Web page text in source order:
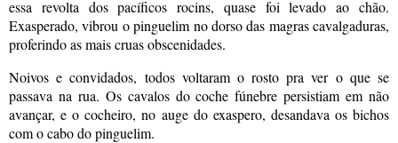
essa revolta dos pacíficos rocins, quase foi levado ao chão.
Exasperado, vibrou o pinguelim no dorso das magras cavalgaduras,
proferindo as mais cruas obscenidades.
Noivos e convidados, todos voltaram o rosto pra ver o que se
passava na rua. Os cavalos do coche fúnebre persistiam em não
avançar, e o cocheiro, no auge do exaspero, desandava os bichos
com o cabo do pinguelim.